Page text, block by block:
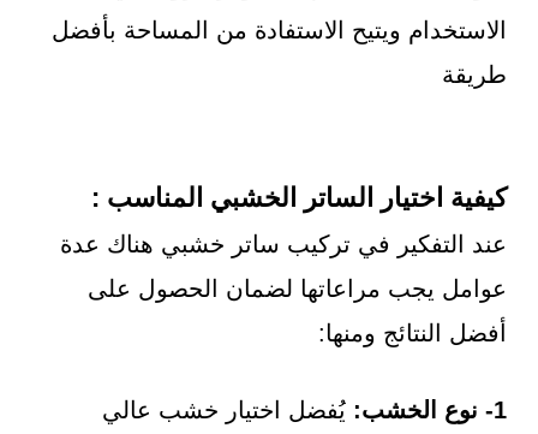
الاستخدام ويتيح الاستفادة من المساحة بأفضل
طريقة
كيفية اختيار الساتر الخشبي المناسب :
عند التفكير في تركيب ساتر خشبي هناك عدة
عوامل يجب مراعاتها لضمان الحصول على
أفضل النتائج ومنها:
1- نوع الخشب:
يُفضل اختيار خشب عالي